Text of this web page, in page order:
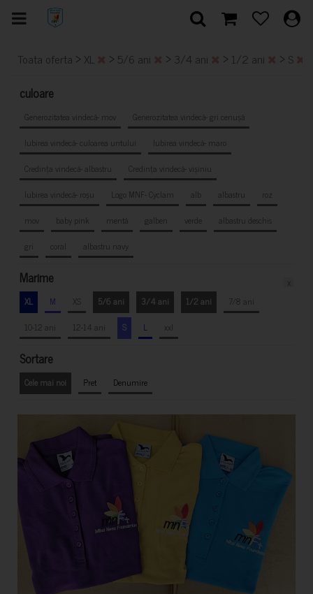
Toata oferta > XL > 5/6 ani > 3/4 ani > 1/2 ani > S
culoare
Generozitatea vindecă- mov
Generozitatea vindecă- gri cenușă
Iubirea vindecă- culoarea untului
Iubirea vindecă- maro
Credința vindecă- albastru
Credința vindecă- vișiniu
Iubirea vindecă- roșu
Logo MNF- Cyclam alb albastru
roz
mov
baby pink mentă galben verde
albastru deschis
gri
coral albastru navy
Marime
XL M XS 5/6 ani 3/4 ani 1/2 ani
7/8 ani
10-12 ani
12-14 ani S L xxl
Sortare
Cele mai noi Pret Denumire